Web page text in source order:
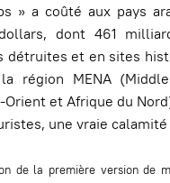
» a coûté aux pays
dont 461
détruites et en sites
région MENA
Orient et Afrique du
une vraie calamité
de la première version de